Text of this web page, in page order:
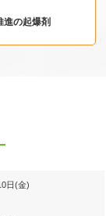
進の起爆剤
日(金)